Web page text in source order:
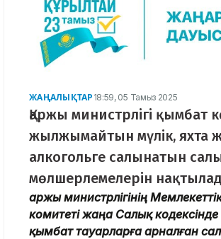
ЖАҢАЛЫҚТАР 18:59, 05 Тамыз 2025
Қаржы министрлігі қымбат
жылжымайтын мүлік, яхта
алкогольге салынатын
мөлшерлемелерін
Қаржы министрлігінің
комитеті жаңа Салық кодексінде
қымбат тауарларға арналған